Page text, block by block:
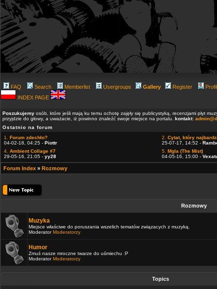
FAQ Search Memberlist Usergroups Gallery Register
INDEX PAGE
Poszukujemy osób, które jeśli mają ku temu ochotę zajęły się publicystyką, recenzjami płyt
przyjdzie do głowy, a uważacie, iż powinno znaleźć swoje miejsce na portalu. kontakt:
Ostatnio na forum
1. Forum zdechło?
04-02-18, 04:25 - Piottr
2. Cytat, który
25-07-17, 14:52 -
4. Ambient Collage #7
29-05-16, 21:05 - yy28
5. Mgla (The Mist)
04-05-16, 15:00 -
Forum Index » Rozmowy
Rozmowy
Muzyka
Miejsce właściwe do poruszania wszelich tematów związacych z muzyką.
ModeratorModeratorzy
Humor
Zmuś nasze mroczne twarze do uśmiechu :P
ModeratorModeratorzy
Topics